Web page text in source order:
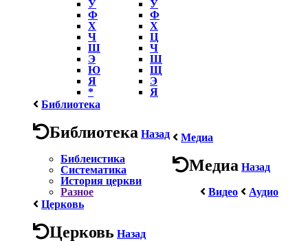
У
Ф
Х
Ч
Ш
Э
Ю
Я
*
У
Ф
Х
Ц
Ч
Ш
Щ
Э
Я
Библиотека
Библиотека Назад
Библеистика
Систематика
История церкви
Разное
Медиа
Медиа Назад
Видео
Аудио
Церковь
Церковь Назад